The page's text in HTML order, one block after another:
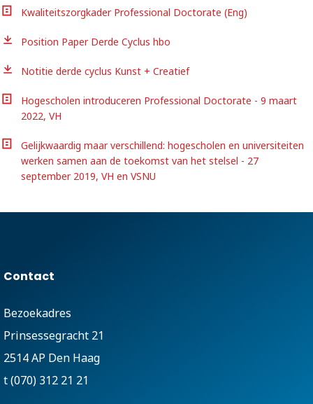
Kwaliteitszorgkader Professional Doctorate (Eng)
Position Paper Derde Cyclus hbo
Notitie derde cyclus Kunst + Creatief
Hogescholen introduceren Professional Doctorate - 9 maart
2022, VH
Gelijkwaardig maar verschillend: hogescholen en universiteiten
werken samen aan de toekomst van het stelsel - 27
september 2019, VH en VSNU
Contact
Bezoekadres
Prinsessegracht 21
2514 AP Den Haag
t (070) 312 21 21